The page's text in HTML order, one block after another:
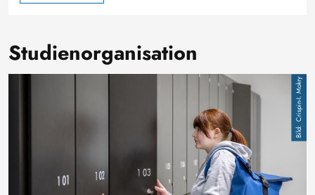
Studienorganisation
Crispin-I. Mokry